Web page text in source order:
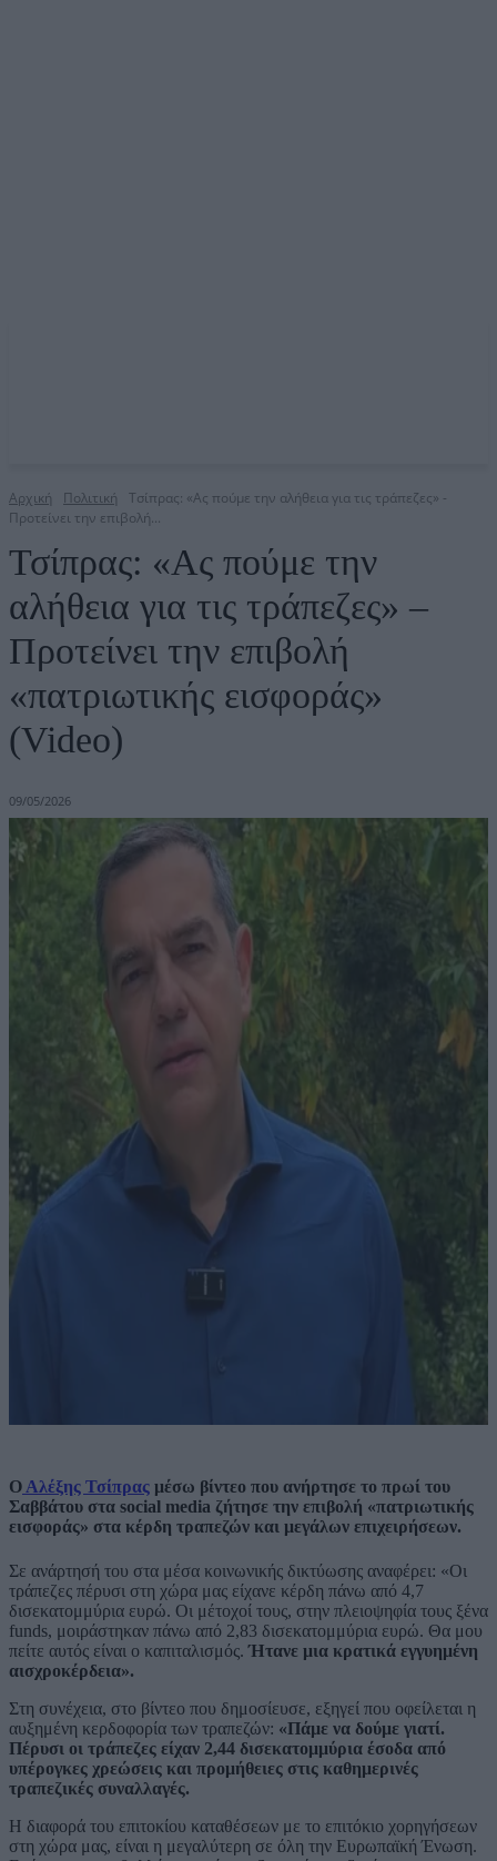
Αρχική Πολιτική
Τσίπρας: «Ας πούμε την αλήθεια για τις τράπεζες» -
Προτείνει την επιβολή...
Τσίπρας: «Ας πούμε την
αλήθεια για τις τράπεζες» –
Προτείνει την επιβολή
«πατριωτικής εισφοράς»
(Video)
09/05/2026
Ο Αλέξης Τσίπρας μέσω βίντεο που ανήρτησε το πρωί του
Σαββάτου στα social media ζήτησε την επιβολή «πατριωτικής
εισφοράς» στα κέρδη τραπεζών και μεγάλων επιχειρήσεων.
Σε ανάρτησή του στα μέσα κοινωνικής δικτύωσης αναφέρει: «Οι
τράπεζες πέρυσι στη χώρα μας είχανε κέρδη πάνω από 4,7
δισεκατομμύρια ευρώ. Οι μέτοχοί τους, στην πλειοψηφία τους ξένα
funds, μοιράστηκαν πάνω από 2,83 δισεκατομμύρια ευρώ. Θα μου
πείτε αυτός είναι ο καπιταλισμός.Ήτανε μια κρατικά εγγυημένη
αισχροκέρδεια».
Στη συνέχεια, στο βίντεο που δημοσίευσε, εξηγεί που οφείλεται η
αυξημένη κερδοφορία των τραπεζών: «Πάμε να δούμε γιατί.
Πέρυσι οι τράπεζες είχαν 2,44 δισεκατομμύρια έσοδα από
υπέρογκες χρεώσεις και προμήθειες στις καθημερινές
τραπεζικές συναλλαγές.
Η διαφορά του επιτοκίου καταθέσεων με το επιτόκιο χορηγήσεων
στη χώρα μας, είναι η μεγαλύτερη σε όλη την Ευρωπαϊκή Ένωση.